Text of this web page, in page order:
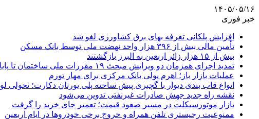
۱۴۰۵/۰۵/۱۶
خبر فوری
افزایش پلکانی تعرفه بهای برق کشاورزی لغو شد
تأمین مالی بیش از ۳۹۶ هزار واحد نهضت ملی توسط بانک مسکن
بیش از ۱۵ هزار زائر اربعین به البرز بازگشتند
تمدید اجرای همزمان دو ویرایش مبحث ۱۹ مقررات ملی ساختمان تا پایان سال
عملیات بازار باز؛ اهرم پولی بانک مرکزی برای مهار تورم
انواع قاب بندی دیوار با گچبری پیش ساخته پلی یورتان دکارت؛
نقشه راه جدید جهش صادرات غیرنفتی تدوین می‌شود
بازار موتورسیکلت در مسیر صعود قیمت؛ تعمیر جای خرید را گرفت
ممنوعیت رجیستری تلفن همراه و خروج برخی خودروها در ایام اربعین